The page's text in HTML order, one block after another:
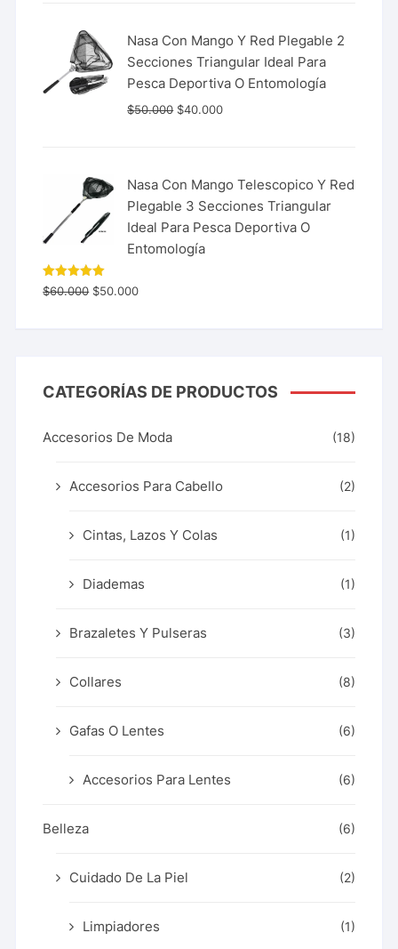
Nasa Con Mango Y Red Plegable 2
Secciones Triangular Ideal Para
Pesca Deportiva O Entomología
$50.000 $40.000
Nasa Con Mango Telescopico Y Red
Plegable 3 Secciones Triangular
Ideal Para Pesca Deportiva O
Entomología
Valorado
con 5.00
$60.000 $50.000
CATEGORÍAS DE PRODUCTOS
Accesorios De Moda (18)
Accesorios Para Cabello (2)
Cintas, Lazos Y Colas (1)
Diademas (1)
Brazaletes Y Pulseras (3)
Collares (8)
Gafas O Lentes (6)
Accesorios Para Lentes (6)
Belleza (6)
Cuidado De La Piel (2)
Limpiadores (1)